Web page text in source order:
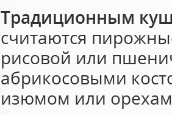
Традиционным
считаются
рисовой или
абрикосовыми
изюмом или